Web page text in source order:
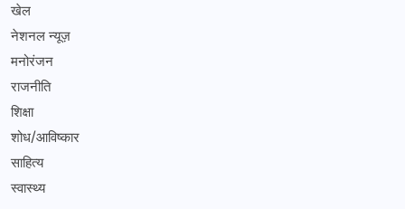
खेल
नेशनल न्यूज़
मनोरंजन
राजनीति
शिक्षा
शोध/आविष्कार
साहित्य
स्वास्थ्य